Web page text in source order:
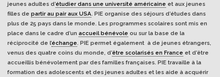
jeunes adultes d’étudier dans une université américaine et aux jeunes
filles de partir au pair aux USA. PIE organise des séjours d’études dans
plus de 25 pays dans le monde. Les programmes scolaires sont mis en
place dans le cadre d’un accueil bénévole ou sur la base de la
réciprocité de l’échange. PIE permet également à de jeunes étrangers,
venus des quatre coins du monde, d’être scolarisés en France et d’être
accueillis bénévolement par des familles françaises. PIE travaille à la
formation des adolescents et des jeunes adultes et les aide à acquérir